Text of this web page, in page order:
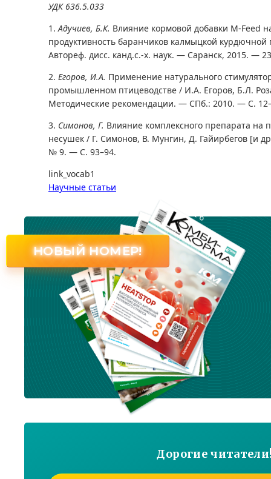
УДК 636.5.033
1.Адучиев, Б.К. Влияние кормовой добавки M-Feed
продуктивность баранчиков калмыцкой
Автореф. дисс. канд.с.-х. наук. — Саранск, 2015. —
2. Егоров, И.А. Применение натурального
промышленном птицеводстве / И.А. Егоров, Б.Л.
Методические рекомендации. — СПб.: 2010. — С.
3. Симонов, Г. Влияние комплексного препарата на
несушек / Г. Симонов, В. Мунгин, Д. Гайирбегов [и
№ 9. — С. 93–94.
link_vocab1
Научные статьи
НОВЫЙ НОМЕР!
№ 6
Дорогие